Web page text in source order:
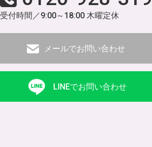
受付時間／9:00～18:00 木曜定休
メールでお問い合わせ
LINEでお問い合わせ